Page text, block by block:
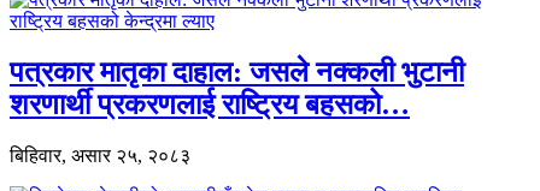
पत्रकार मातृका दाहाल: जसले नक्कली भुटानी
शरणार्थी प्रकरणलाई राष्ट्रिय बहसको…
बिहिवार, असार २५, २०८३